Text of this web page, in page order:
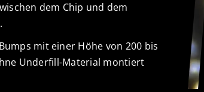
dem Chip und dem
mit einer Höhe von 200 bis
Underfill-Material montiert